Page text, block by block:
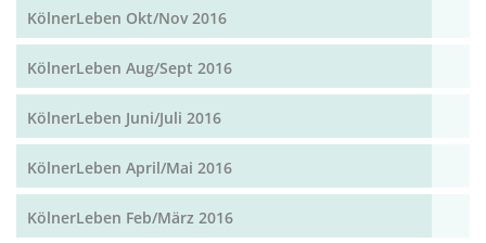
KölnerLeben Okt/Nov 2016
KölnerLeben Aug/Sept 2016
KölnerLeben Juni/Juli 2016
KölnerLeben April/Mai 2016
KölnerLeben Feb/März 2016